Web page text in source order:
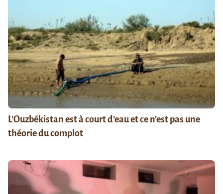
L’Ouzbékistan est à court d’eau et ce n’est pas une
théorie du complot